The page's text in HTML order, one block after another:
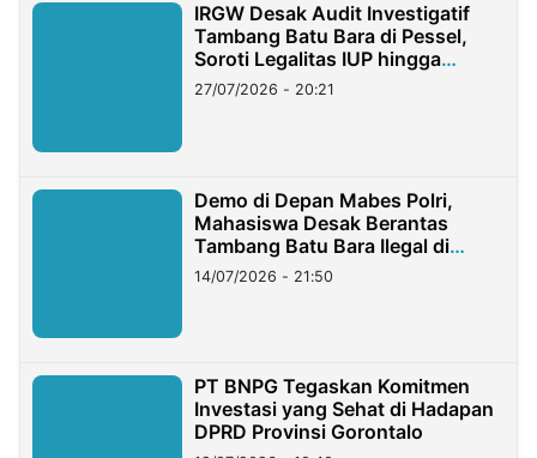
IRGW Desak Audit Investigatif
Tambang Batu Bara di Pessel,
Soroti Legalitas IUP hingga
Stockpile
27/07/2026 - 20:21
Demo di Depan Mabes Polri,
Mahasiswa Desak Berantas
Tambang Batu Bara Ilegal di
Lampung
14/07/2026 - 21:50
PT BNPG Tegaskan Komitmen
Investasi yang Sehat di Hadapan
DPRD Provinsi Gorontalo